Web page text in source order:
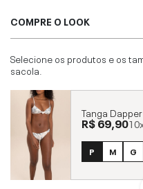
COMPRE O LOOK
Selecione os produtos e os
sacola.
Tanga Dapper
R$ 69,90
P M G